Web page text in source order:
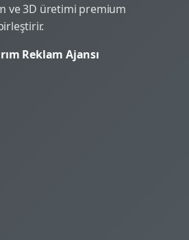
ve 3D üretimi premium
Reklam Ajansı